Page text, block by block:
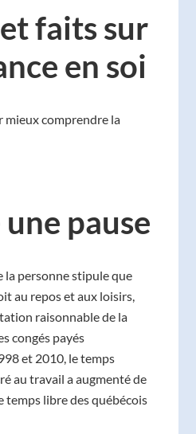
faits sur
en soi
mieux comprendre la
pause
la personne stipule que
au repos et aux loisirs,
raisonnable de la
congés payés
et 2010, le temps
au travail a augmenté de
temps libre des québécois